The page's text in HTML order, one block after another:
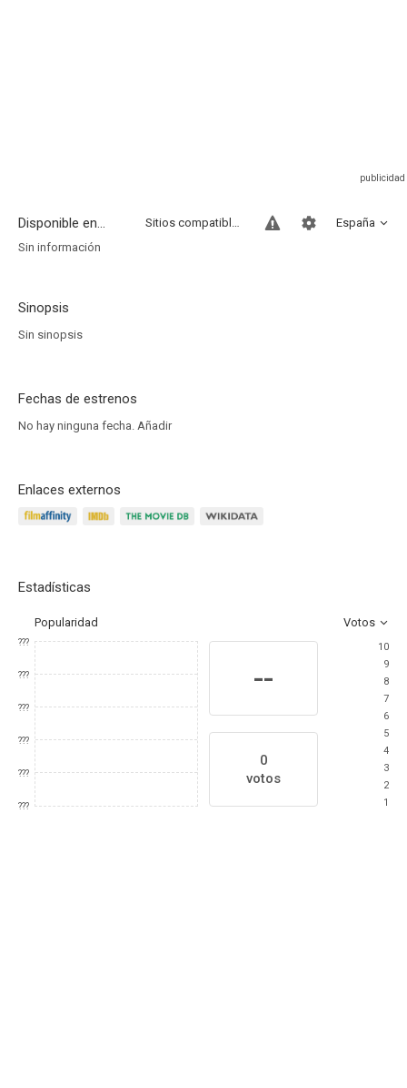
Disponible en... España
Sitios compatibles
Sin información
Sinopsis
Sin sinopsis
Fechas de estrenos
No hay ninguna fecha. Añadir
Enlaces externos
Estadísticas
Popularidad Votos
???
???
???
???
???
???
--
0
votos
10
9
8
7
6
5
4
3
2
1